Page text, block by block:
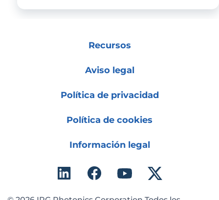
Recursos
Aviso legal
Política de privacidad
Política de cookies
Información legal